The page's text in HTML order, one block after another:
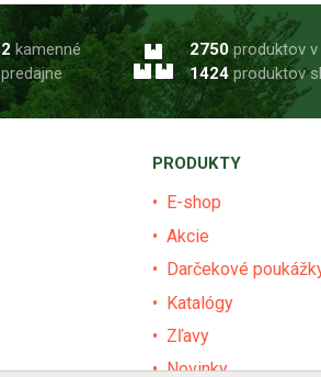
2 kamenné
predajne
2750produktov v
1424produktov
PRODUKTY
E-shop
Akcie
Darčekové
Katalógy
Zľavy
Novinky